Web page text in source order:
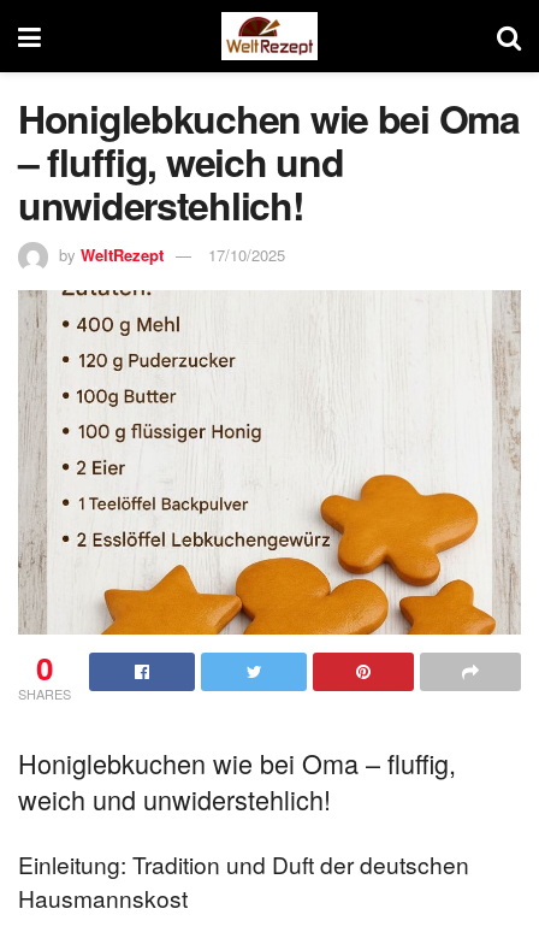
Honiglebkuchen wie bei Oma
– fluffig, weich und
unwiderstehlich!
by WeltRezept 17/10/2025
0
SHARES
Honiglebkuchen wie bei Oma – fluffig,
weich und unwiderstehlich!
Einleitung: Tradition und Duft der deutschen
Hausmannskost